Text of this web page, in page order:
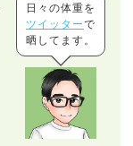
日々の体重を
ツイッターで
晒してます。